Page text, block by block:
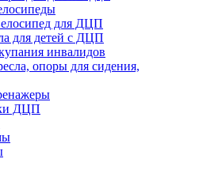
для ДЦП
для детей с ДЦП
инвалидов
опоры для сидения,
ДЦП